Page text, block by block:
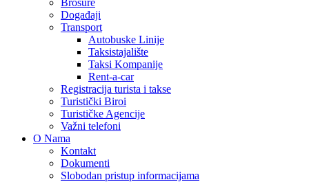
Brošure
Događaji
Transport
Autobuske Linije
Taksistajalište
Taksi Kompanije
Rent-a-car
Registracija turista i takse
Turistički Biroi
Turističke Agencije
Važni telefoni
O Nama
Kontakt
Dokumenti
Slobodan pristup informacijama